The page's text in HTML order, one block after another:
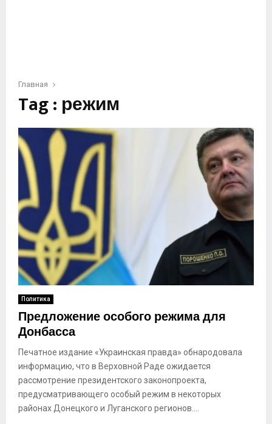
Главная
Tag : режим
Политика
Предложение особого режима для
Донбасса
Печатное издание «Украинская правда» обнародовала
информацию, что в Верховной Раде ожидается
рассмотрение президентского законопроекта,
предусматривающего особый режим в некоторых
районах Донецкого и Луганского регионов....